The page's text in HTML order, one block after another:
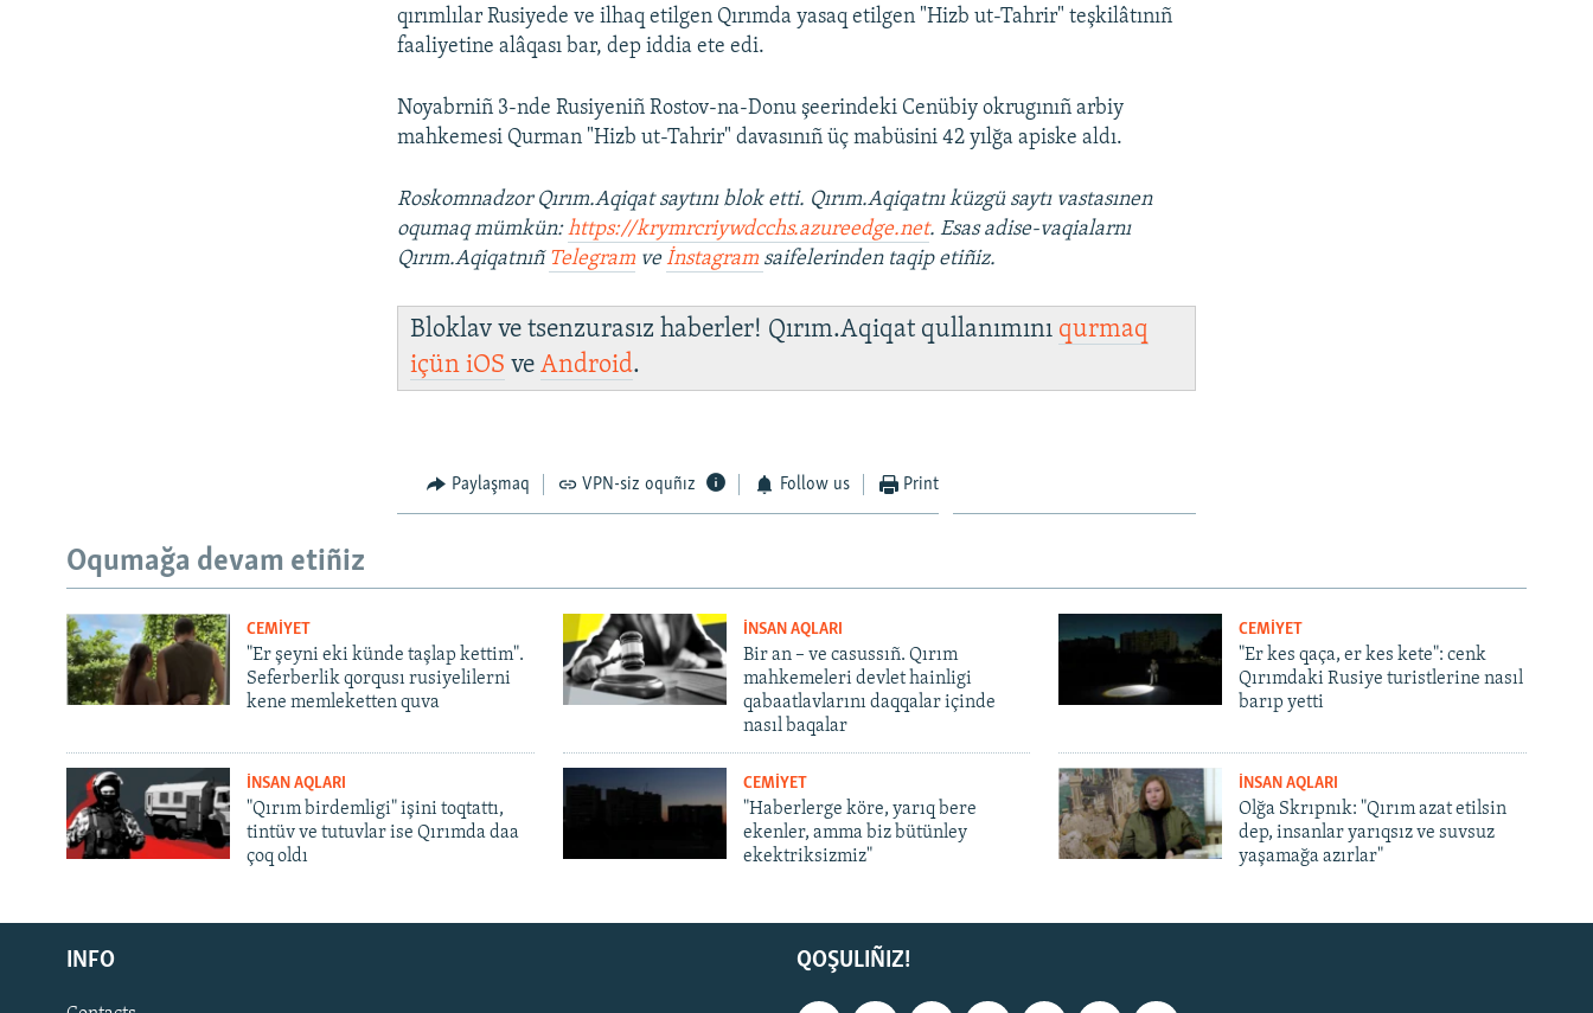
Русский
Українською
qırımlılar Rusiyede ve ilhaq etilgen Qırımda yasaq etilgen "Hizb ut-Tahrir" teşkilâtınıñ
faaliyetine alâqası bar, dep iddia ete edi.
Noyabrniñ 3-nde Rusiyeniñ Rostov-na-Donu şeerindeki Cenübiy okrugınıñ arbiy
mahkemesi Qurman "Hizb ut-Tahrir" davasınıñ üç mabüsini 42 yılğa apiske aldı.
Roskomnadzor Qırım.Aqiqat saytını blok etti. Qırım.Aqiqatnı küzgü saytı vastasınen
oqumaq mümkün:https://krymrcriywdcchs.azureedge.net. Esas adise-vaqialarnı
Qırım.Aqiqatnıñ Telegram veİnstagram saifelerinden taqip etiñiz.
Bloklav ve tsenzurasız haberler! Qırım.Aqiqat qullanımını qurmaq
içüniOS veAndroid.
Paylaşmaq VPN-siz oquñız Follow us Print
Oqumağa devam etiñiz
CEMİYET
"Er şeyni eki künde taşlap kettim".
Seferberlik qorqusı rusiyelilerni
kene memleketten quva
İNSAN AQLARI
Bir an – ve casussıñ. Qırım
mahkemeleri devlet hainligi
qabaatlavlarını daqqalar içinde
nasıl baqalar
CEMİYET
"Er kes qaça, er kes kete": cenk
Qırımdaki Rusiye turistlerine nasıl
barıp yetti
İNSAN AQLARI
"Qırım birdemligi" işini toqtattı,
tintüv ve tutuvlar ise Qırımda daa
çoq oldı
CEMİYET
"Haberlerge köre, yarıq bere
ekenler, amma biz bütünley
ekektriksizmiz"
İNSAN AQLARI
Olğa Skrıpnık: "Qırım azat etilsin
dep, insanlar yarıqsız ve suvsuz
yaşamağa azırlar"
QOŞULIÑIZ!
INFO